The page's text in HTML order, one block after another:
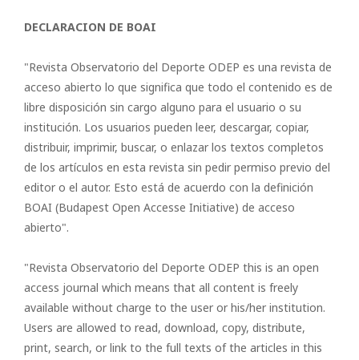
DECLARACION DE BOAI
"Revista Observatorio del Deporte ODEP es una revista de
acceso abierto lo que significa que todo el contenido es de
libre disposición sin cargo alguno para el usuario o su
institución. Los usuarios pueden leer, descargar, copiar,
distribuir, imprimir, buscar, o enlazar los textos completos
de los artículos en esta revista sin pedir permiso previo del
editor o el autor. Esto está de acuerdo con la definición
BOAI (Budapest Open Accesse Initiative) de acceso
abierto".
"Revista Observatorio del Deporte ODEP this is an open
access journal which means that all content is freely
available without charge to the user or his/her institution.
Users are allowed to read, download, copy, distribute,
print, search, or link to the full texts of the articles in this